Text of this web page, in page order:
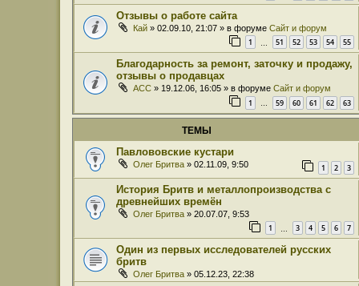
Отзывы о работе сайта
Кай » 02.09.10, 21:07 » в форуме Сайт и форум
1 51 52 53 54 55
Благодарность за ремонт, заточку и продажу,
отзывы о продавцах
ACC » 19.12.06, 16:05 » в форуме Сайт и форум
1 … 59 60 61 62 63
ТЕМЫ
Павлововские кустари
Олег Бритва » 02.11.09, 9:50 1 2 3
История Бритв и металлопроизводства с
древнейших времён
Олег Бритва » 20.07.07, 9:53
1 3 4 5 6 7
Один из первых исследователей русских
бритв
Олег Бритва » 05.12.23, 22:38